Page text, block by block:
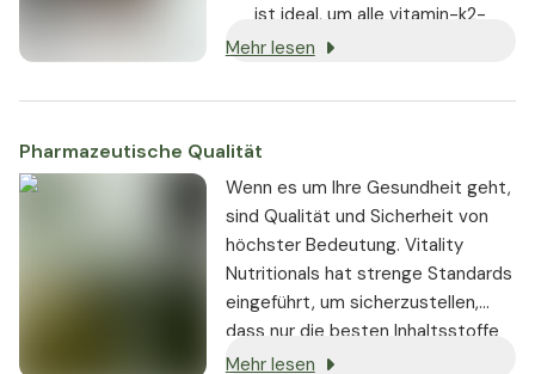
ist ideal, um alle vitamin-k2-
abhängigen Gla-Proteine zu
Kapseln machen das Schlucken
Geprüfte Qualität
Vitamin K2 200 µg wird von
einem renommierten Labor mit
modernster Analyse-
Technologie auf seinen
Wirkstoffgehalt und seine
Reinheit geprüft. So haben Sie
die Gewissheit, dass Sie ein
Mehr lesen
Pharmazeutische Qualität
Wenn es um Ihre Gesundheit geht,
sind Qualität und Sicherheit von
höchster Bedeutung. Vitality
Nutritionals hat strenge Standards
eingeführt, um sicherzustellen,
dass nur die besten Inhaltsstoffe
von seriösen Lieferanten bezogen
Mehr lesen